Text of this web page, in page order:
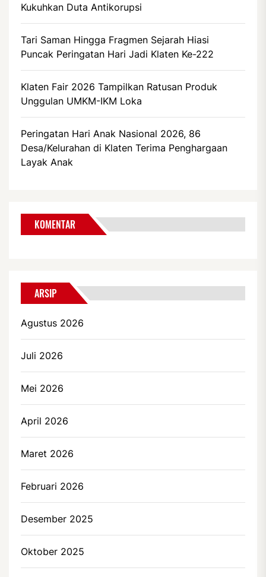
Kukuhkan Duta Antikorupsi
Tari Saman Hingga Fragmen Sejarah Hiasi
Puncak Peringatan Hari Jadi Klaten Ke-222
Klaten Fair 2026 Tampilkan Ratusan Produk
Unggulan UMKM-IKM Loka
Peringatan Hari Anak Nasional 2026, 86
Desa/Kelurahan di Klaten Terima Penghargaan
Layak Anak
KOMENTAR
ARSIP
Agustus 2026
Juli 2026
Mei 2026
April 2026
Maret 2026
Februari 2026
Desember 2025
Oktober 2025